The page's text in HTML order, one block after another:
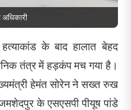
के बाद हालात बेहद
तंत्र में हड़कंप मच गया है।
हेमंत सोरेन ने सख्त रुख
के एसएसपी पीयूष पांडे